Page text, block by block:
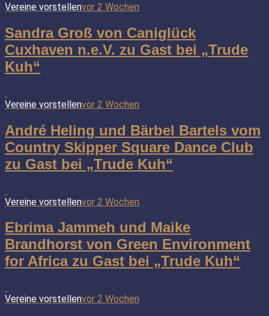
Vereine vorstellenvor 2 Wochen
Sandra Groß von Caniglück
Cuxhaven n.e.V. zu Gast bei „Trude
Kuh“
Vereine vorstellenvor 2 Wochen
André Heling und Bärbel Bartels vom
Country Skipper Square Dance Club
zu Gast bei „Trude Kuh“
Vereine vorstellenvor 2 Wochen
Ebrima Jammeh und Maike
Brandhorst von Green Environment
for Africa zu Gast bei „Trude Kuh“
Vereine vorstellenvor 2 Wochen